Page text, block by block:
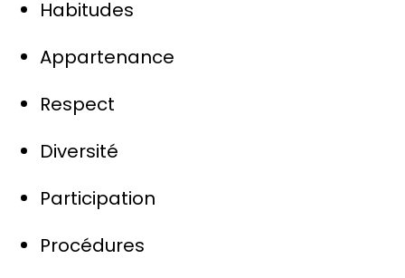
Habitudes
Appartenance
Respect
Diversité
Participation
Procédures